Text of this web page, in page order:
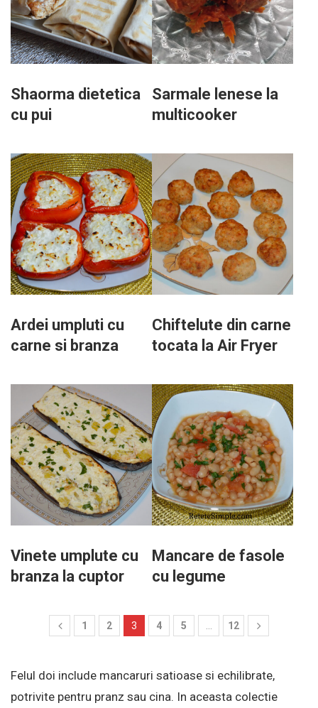
Shaorma dietetica
cu pui
Sarmale lenese la
multicooker
Ardei umpluti cu
carne si branza
Chiftelute din carne
tocata la Air Fryer
Vinete umplute cu
branza la cuptor
Mancare de fasole
cu legume
1 2 3 4 5 12
Felul doi include mancaruri satioase si echilibrate,
potrivite pentru pranz sau cina. In aceasta colectie